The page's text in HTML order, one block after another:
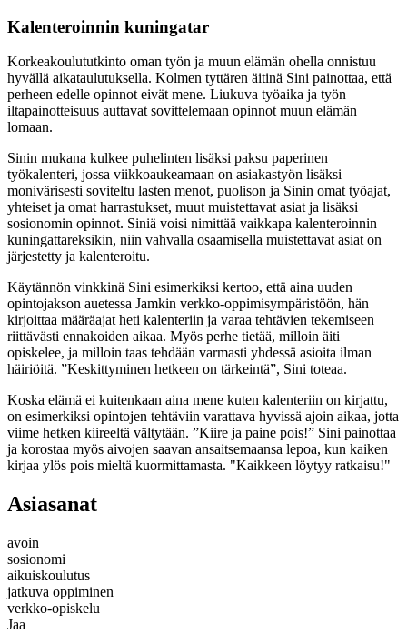
Kalenteroinnin kuningatar
Korkeakoulututkinto oman työn ja muun elämän ohella onnistuu
hyvällä aikataulutuksella. Kolmen tyttären äitinä Sini painottaa, että
perheen edelle opinnot eivät mene. Liukuva työaika ja työn
iltapainotteisuus auttavat sovittelemaan opinnot muun elämän
lomaan.
Sinin mukana kulkee puhelinten lisäksi paksu paperinen
työkalenteri, jossa viikkoaukeamaan on asiakastyön lisäksi
monivärisesti soviteltu lasten menot, puolison ja Sinin omat työajat,
yhteiset ja omat harrastukset, muut muistettavat asiat ja lisäksi
sosionomin opinnot. Siniä voisi nimittää vaikkapa kalenteroinnin
kuningattareksikin, niin vahvalla osaamisella muistettavat asiat on
järjestetty ja kalenteroitu.
Käytännön vinkkinä Sini esimerkiksi kertoo, että aina uuden
opintojakson auetessa Jamkin verkko-oppimisympäristöön, hän
kirjoittaa määräajat heti kalenteriin ja varaa tehtävien tekemiseen
riittävästi ennakoiden aikaa. Myös perhe tietää, milloin äiti
opiskelee, ja milloin taas tehdään varmasti yhdessä asioita ilman
häiriöitä. ”Keskittyminen hetkeen on tärkeintä”, Sini toteaa.
Koska elämä ei kuitenkaan aina mene kuten kalenteriin on kirjattu,
on esimerkiksi opintojen tehtäviin varattava hyvissä ajoin aikaa, jotta
viime hetken kiireeltä vältytään. ”Kiire ja paine pois!” Sini painottaa
ja korostaa myös aivojen saavan ansaitsemaansa lepoa, kun kaiken
kirjaa ylös pois mieltä kuormittamasta. "Kaikkeen löytyy ratkaisu!"
Asiasanat
avoin
sosionomi
aikuiskoulutus
jatkuva oppiminen
verkko-opiskelu
Jaa